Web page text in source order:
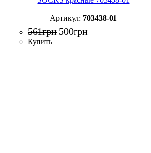
703438-01
561грн 500грн
Купить